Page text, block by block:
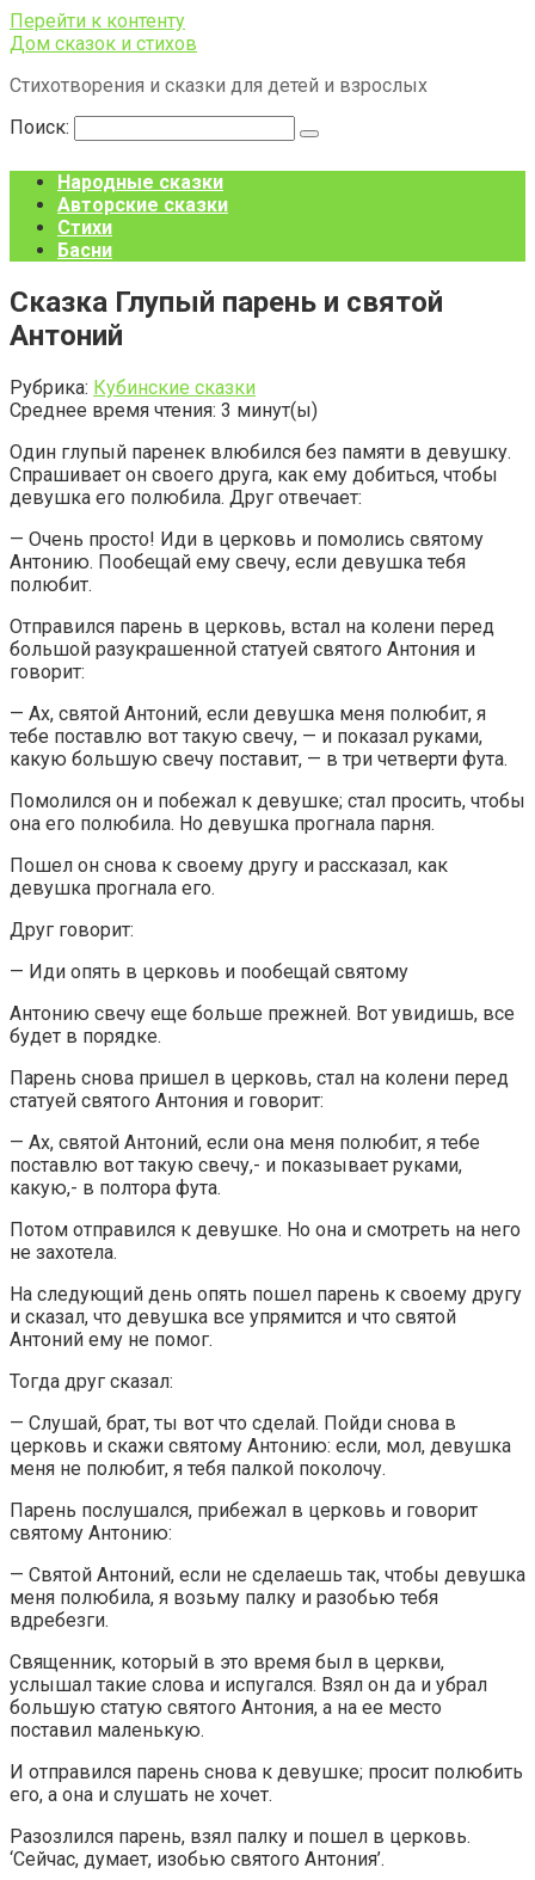
Перейти к контенту
Дом сказок и стихов
Стихотворения и сказки для детей и взрослых
Поиск:
Народные сказки
Авторские сказки
Стихи
Басни
Сказка Глупый парень и святой
Антоний
Рубрика: Кубинские сказки
Среднее время чтения: 3 минут(ы)
Один глупый паренек влюбился без памяти в девушку.
Спрашивает он своего друга, как ему добиться, чтобы
девушка его полюбила. Друг отвечает:
— Очень просто! Иди в церковь и помолись святому
Антонию. Пообещай ему свечу, если девушка тебя
полюбит.
Отправился парень в церковь, встал на колени перед
большой разукрашенной статуей святого Антония и
говорит:
— Ах, святой Антоний, если девушка меня полюбит, я
тебе поставлю вот такую свечу, — и показал руками,
какую большую свечу поставит, — в три четверти фута.
Помолился он и побежал к девушке; стал просить, чтобы
она его полюбила. Но девушка прогнала парня.
Пошел он снова к своему другу и рассказал, как
девушка прогнала его.
Друг говорит:
— Иди опять в церковь и пообещай святому
Антонию свечу еще больше прежней. Вот увидишь, все
будет в порядке.
Парень снова пришел в церковь, стал на колени перед
статуей святого Антония и говорит:
— Ах, святой Антоний, если она меня полюбит, я тебе
поставлю вот такую свечу,- и показывает руками,
какую,- в полтора фута.
Потом отправился к девушке. Но она и смотреть на него
не захотела.
На следующий день опять пошел парень к своему другу
и сказал, что девушка все упрямится и что святой
Антоний ему не помог.
Тогда друг сказал:
— Слушай, брат, ты вот что сделай. Пойди снова в
церковь и скажи святому Антонию: если, мол, девушка
меня не полюбит, я тебя палкой поколочу.
Парень послушался, прибежал в церковь и говорит
святому Антонию:
— Святой Антоний, если не сделаешь так, чтобы девушка
меня полюбила, я возьму палку и разобью тебя
вдребезги.
Священник, который в это время был в церкви,
услышал такие слова и испугался. Взял он да и убрал
большую статую святого Антония, а на ее место
поставил маленькую.
И отправился парень снова к девушке; просит полюбить
его, а она и слушать не хочет.
Разозлился парень, взял палку и пошел в церковь.
‘Сейчас, думает, изобью святого Антония’.